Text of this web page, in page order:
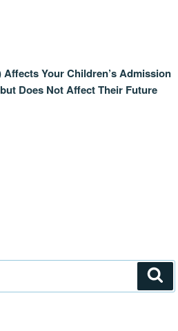
Your Children’s Admission
Does Not Affect Their Future